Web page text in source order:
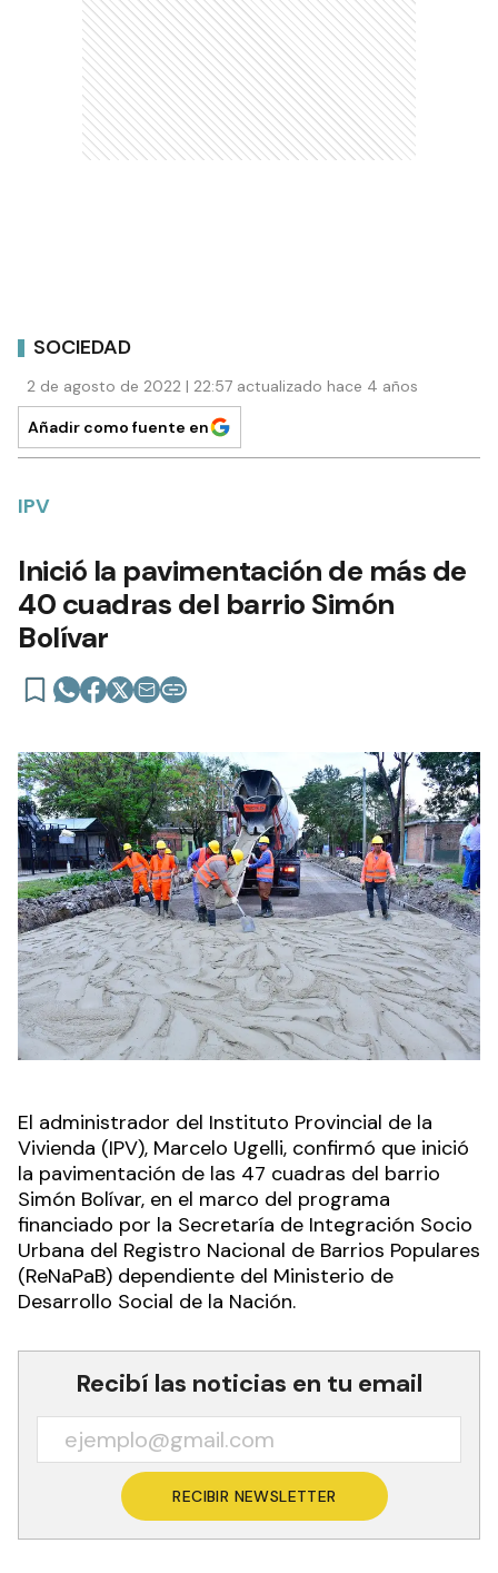
SOCIEDAD
2 de agosto de 2022 | 22:57 actualizado hace 4 años
Añadir como fuente en
IPV
Inició la pavimentación de más de
40 cuadras del barrio Simón
Bolívar
El administrador del Instituto Provincial de la
Vivienda (IPV), Marcelo Ugelli, confirmó que inició
la pavimentación de las 47 cuadras del barrio
Simón Bolívar, en el marco del programa
financiado por la Secretaría de Integración Socio
Urbana del Registro Nacional de Barrios Populares
(ReNaPaB) dependiente del Ministerio de
Desarrollo Social de la Nación.
Recibí las noticias en tu email
RECIBIR NEWSLETTER